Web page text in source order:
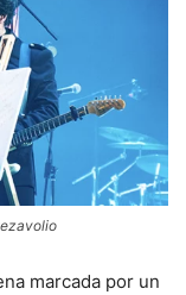
marcada por un